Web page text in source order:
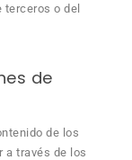
terceros o del
de
de los
a través de los